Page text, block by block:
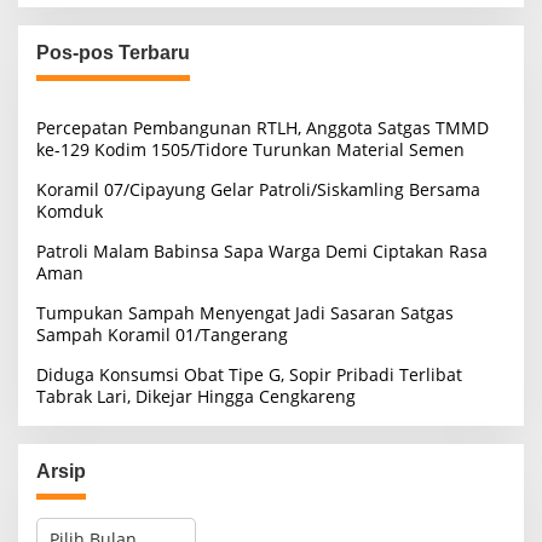
i
u
n
t
k
:
Pos-pos Terbaru
Percepatan Pembangunan RTLH, Anggota Satgas TMMD
ke-129 Kodim 1505/Tidore Turunkan Material Semen
Koramil 07/Cipayung Gelar Patroli/Siskamling Bersama
Komduk
Patroli Malam Babinsa Sapa Warga Demi Ciptakan Rasa
Aman
Tumpukan Sampah Menyengat Jadi Sasaran Satgas
Sampah Koramil 01/Tangerang
Diduga Konsumsi Obat Tipe G, Sopir Pribadi Terlibat
Tabrak Lari, Dikejar Hingga Cengkareng
Arsip
A